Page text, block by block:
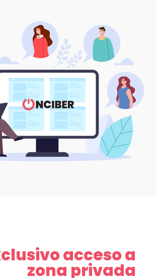
acceso a
zona privada